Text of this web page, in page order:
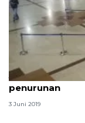
Jumlah
penurunan
3 Juni 2019